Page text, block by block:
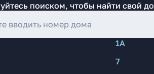
поиском, чтобы найти свой
1А
7